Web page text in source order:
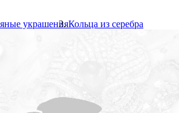
украшенияКольца из серебра